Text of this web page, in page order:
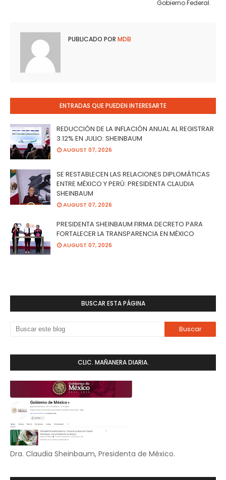
Gobierno Federal.
PUBLICADO POR MDB
ENTRADAS QUE PUEDEN INTERESARTE
REDUCCIÓN DE LA INFLACIÓN ANUAL AL REGISTRAR
3.12% EN JULIO: SHEINBAUM
AUGUST 07, 2026
SE RESTABLECEN LAS RELACIONES DIPLOMÁTICAS
ENTRE MÉXICO Y PERÚ: PRESIDENTA CLAUDIA
SHEINBAUM
AUGUST 07, 2026
PRESIDENTA SHEINBAUM FIRMA DECRETO PARA
FORTALECER LA TRANSPARENCIA EN MÉXICO
AUGUST 07, 2026
BUSCAR ESTA PÁGINA
CLIC. MAÑANERA DIARIA.
Dra. Claudia Sheinbaum, Presidenta de México.